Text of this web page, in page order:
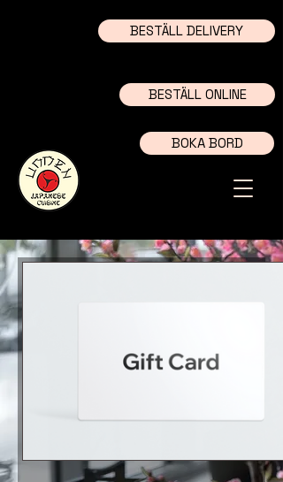
BESTÄLL DELIVERY
BESTÄLL ONLINE
BOKA BORD